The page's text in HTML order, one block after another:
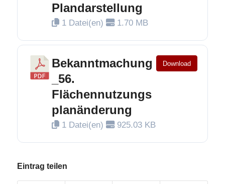
Plandarstellung
1 Datei(en) 1.70 MB
Bekanntmachung
_56.
Flächennutzungs
planänderung
1 Datei(en) 925.03 KB
Download
Eintrag teilen